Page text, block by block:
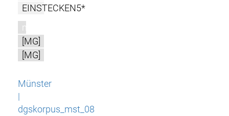
EINSTECKEN5*
m
[MG]
[MG]
Münster
|
dgskorpus_mst_08